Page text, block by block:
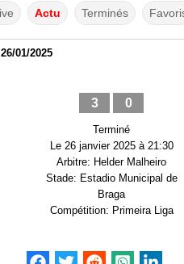
Actu Terminés
01/2025
3 0
Terminé
Le 26 janvier 2025 à 21:30
Arbitre: Helder Malheiro
Stade: Estadio Municipal de
Braga
Compétition: Primeira Liga